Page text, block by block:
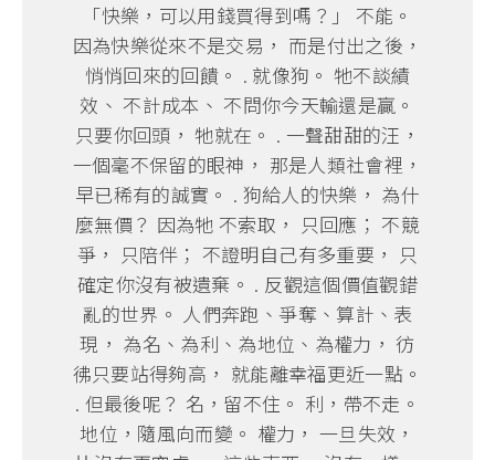
「快樂，可以用錢買得到嗎？」 不能。
因為快樂從來不是交易， 而是付出之後，
悄悄回來的回饋。 . 就像狗。 牠不談績
效、 不計成本、 不問你今天輸還是贏。
只要你回頭， 牠就在。 . 一聲甜甜的汪，
一個毫不保留的眼神， 那是人類社會裡，
早已稀有的誠實。 . 狗給人的快樂， 為什
麼無價？ 因為牠 不索取， 只回應； 不競
爭， 只陪伴； 不證明自己有多重要， 只
確定你沒有被遺棄。 . 反觀這個價值觀錯
亂的世界。 人們奔跑、爭奪、算計、表
現， 為名、為利、為地位、為權力， 彷
彿只要站得夠高， 就能離幸福更近一點。
. 但最後呢？ 名，留不住。 利，帶不走。
地位，隨風向而變。 權力， 一旦失效，